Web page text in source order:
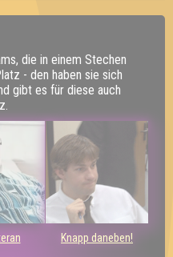
die in einem Stechen
- den haben sie sich
gibt es für diese auch
Knapp daneben!